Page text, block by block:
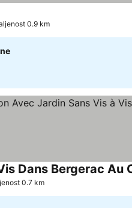
0.9 km
Dans Bergerac Au
0.7 km